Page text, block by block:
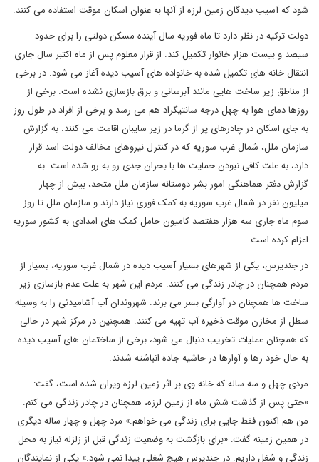
شود که آسیب دیدگان زمین لرزه از آنها به عنوان اسکان موقت استفاده می کنند.
دولت ترکیه در نظر دارد تا ماه فوریه سال آینده مسکن دولتی را برای حدود
سیصد و بیست هزار خانوار تکمیل کند. از قرار معلوم پس از ماه اکتبر سال جاری
انتقال خانه های تکمیل شده به خانواده های آسیب دیده آغاز می شود. در برخی
از مناطق زیر ساخت هایی مانند آبرسانی و برق بازسازی نشده است. برخی از
روزها دمای هوا به چهل درجه سانتیگراد هم می رسد و برخی از افراد در طول روز
به جای اسکان در چادرهای پر از گرما در زیر سایبان اقامت می کنند. به گزارش
سازمان ملل، شمال غرب سوریه که در کنترل نیروهای مخالف دولت اسد قرار
دارد، به علت کافی نبودن حمایت ها با بحران جدی رو به رو شده است. به
گزارش دفتر هماهنگی امور بشر دوستانه سازمان ملل متحد، بیش از چهار
میلیون نفر در شمال غرب سوریه به کمک فوری نیاز دارند و سازمان ملل تا روز
سوم ماه جاری سه هزار هفتصد کامیون حامل کمک های امدادی به کشور سوریه
اعزام کرده است.
در جندیرس، یکی از شهرهای بسیار آسیب دیده در شمال غرب سوریه، بسیار از
مردم همچنان در چادر زندگی می کنند. مردم این شهر به علت عدم بازسازی زیر
ساخت ها همچنان در آوارگی بسر می برند. شهروندان آب آشامیدنی را به وسیله
سطل از مخازن موقت ذخیره آب تهیه می کنند. همچنین در مرکز شهر در حالی
که همچنان عملیات تخریب دنبال می شود، برخی از ساختمان های آسیب دیده
به حال خود رها و آوارها در حاشیه جاده انباشته شدند.
مردی چهل و سه ساله که خانه وی بر اثر زمین لرزه ویران شده است، گفت:
«حتی پس از گذشت شش ماه از زمین لرزه، همچنان در چادر زندگی می کنم.
من هم اکنون فقط جایی برای زندگی می خواهم.» مرد چهل و چهار ساله دیگری
در همین زمینه گفت: «برای بازگشت به وضعیت زندگی قبل از زلزله نیاز به محل
زندگی و شغل داریم. در جندیرس هیچ شغلی پیدا نمی شود.»‌ یکی از نمایندگان